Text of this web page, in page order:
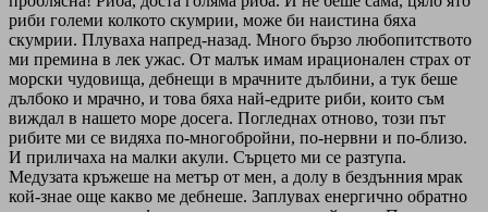
риби големи колкото скумрии, може би наистина бяха
скумрии. Плуваха напред-назад. Много бързо любопитството
ми премина в лек ужас. От малък имам ирационален страх от
морски чудовища, дебнещи в мрачните дълбини, а тук беше
дълбоко и мрачно, и това бяха най-едрите риби, които съм
виждал в нашето море досега. Погледнах отново, този път
рибите ми се видяха по-многобройни, по-нервни и по-близо.
И приличаха на малки акули. Сърцето ми се разтупа.
Медузата кръжеше на метър от мен, а долу в бездънния мрак
кой-знае още какво ме дебнеше. Заплувах енергично обратно